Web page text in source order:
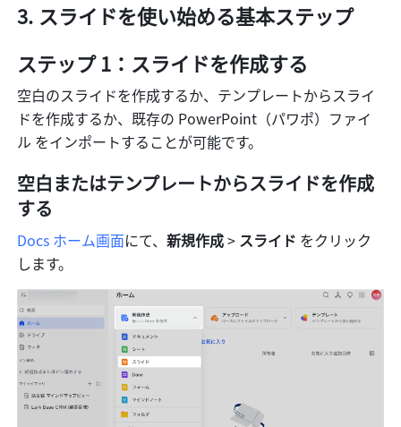
スライドを使い始める基本ステップ
ステップ 1：スライドを作成する
空白のスライドを作成するか、テンプレートからスライ
ドを作成するか、既存の PowerPoint（パワポ）ファイ
ル をインポートすることが可能です。
空白またはテンプレートからスライドを作成
する
Docs ホーム画面にて、新規作成 > スライド をクリック
します。